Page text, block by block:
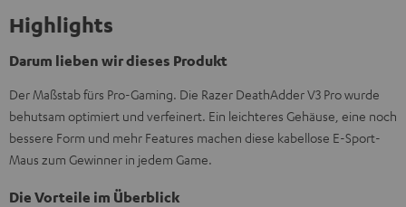
Highlights
Darum lieben wir dieses Produkt
Der Maßstab fürs Pro-Gaming. Die Razer DeathAdder V3 Pro wurde
behutsam optimiert und verfeinert. Ein leichteres Gehäuse, eine noch
bessere Form und mehr Features machen diese kabellose E-Sport-
Maus zum Gewinner in jedem Game.
Die Vorteile im Überblick